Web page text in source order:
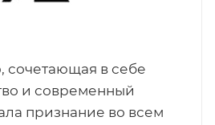
сочетающая в себе
и современный
признание во всем